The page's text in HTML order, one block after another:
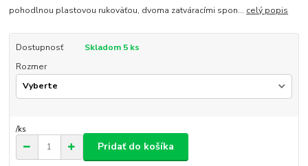
pohodlnou plastovou rukoväťou, dvoma zatváracími spon... celý popis
Dostupnosť
Skladom 5 ks
Rozmer
/ks
Pridať do košíka